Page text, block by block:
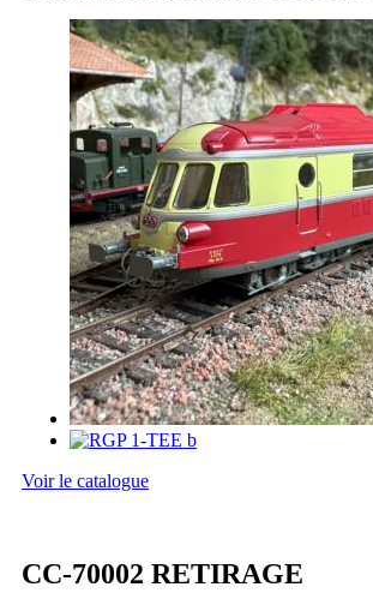
Voir le catalogue
CC-70002 RETIRAGE